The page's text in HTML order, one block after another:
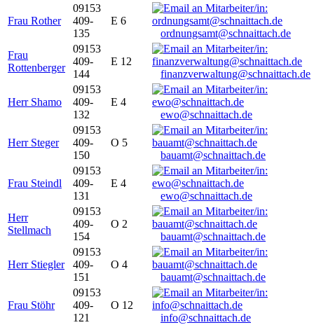
Frau Rother
09153
409-
135
E 6
ordnungsamt@schnaittach.de
Frau
Rottenberger
09153
409-
144
E 12
finanzverwaltung@schnaittach.de
Herr Shamo
09153
409-
132
E 4
ewo@schnaittach.de
Herr Steger
09153
409-
150
O 5
bauamt@schnaittach.de
Frau Steindl
09153
409-
131
E 4
ewo@schnaittach.de
Herr
Stellmach
09153
409-
154
O 2
bauamt@schnaittach.de
Herr Stiegler
09153
409-
151
O 4
bauamt@schnaittach.de
Frau Stöhr
09153
409-
121
O 12
info@schnaittach.de